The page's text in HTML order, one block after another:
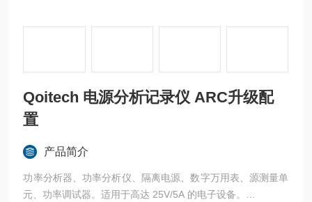
Qoitech 电源分析记录仪 ARC升级配
置
产品简介
功率分析器、功率分析仪、隔离电源、数字万用表、源测量单
元、功率调试器。适用于高达 25V/5A 的电子设备。